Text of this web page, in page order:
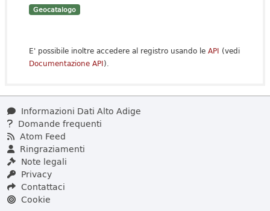
Geocatalogo
E' possibile inoltre accedere al registro usando le API (vedi
Documentazione API).
Informazioni Dati Alto Adige
Domande frequenti
Atom Feed
Ringraziamenti
Note legali
Privacy
Contattaci
Cookie